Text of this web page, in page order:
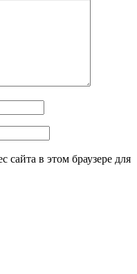
сайта в этом браузере для